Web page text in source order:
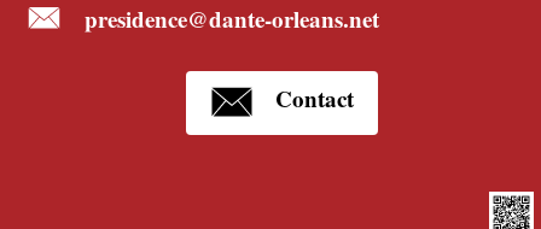
presidence@dante-orleans.net
Contact